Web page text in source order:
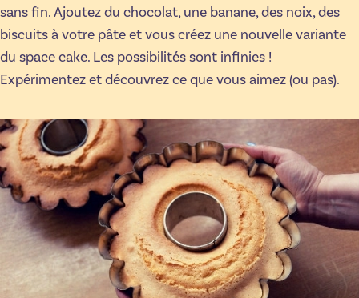
sans fin. Ajoutez du chocolat, une banane, des noix, des
biscuits à votre pâte et vous créez une nouvelle variante
du space cake. Les possibilités sont infinies !
Expérimentez et découvrez ce que vous aimez (ou pas).